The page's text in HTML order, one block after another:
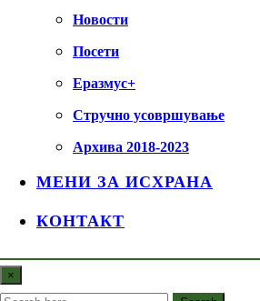
Новости
Посети
Еразмус+
Стручно усовршување
Архива 2018-2023
МЕНИ ЗА ИСХРАНА
КОНТАКТ
×